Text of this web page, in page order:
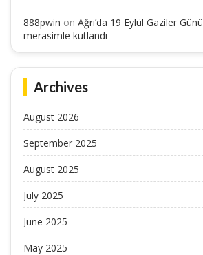
888pwin on Ağrı’da 19 Eylül Gaziler Günü
merasimle kutlandı
Archives
August 2026
September 2025
August 2025
July 2025
June 2025
May 2025